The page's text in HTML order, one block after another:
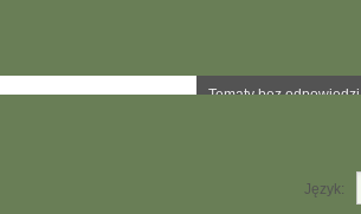
Tematy bez odpowiedzi
Język: